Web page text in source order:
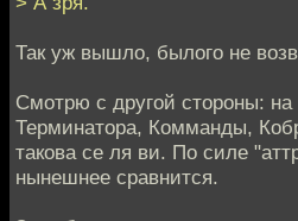
Так уж вышло, былого не
Смотрю с другой стороны: на
Терминатора, Комманды,
такова се ля ви. По силе
нынешнее сравнится.